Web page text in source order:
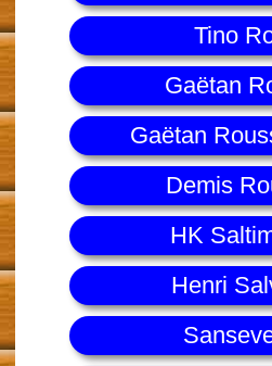
Tino
Gaëtan
Gaëtan
Demis
HK
Henri